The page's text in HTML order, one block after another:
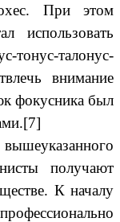
При этом
использовать
тонус-талонус-
внимание
фокусника был
получают
К началу